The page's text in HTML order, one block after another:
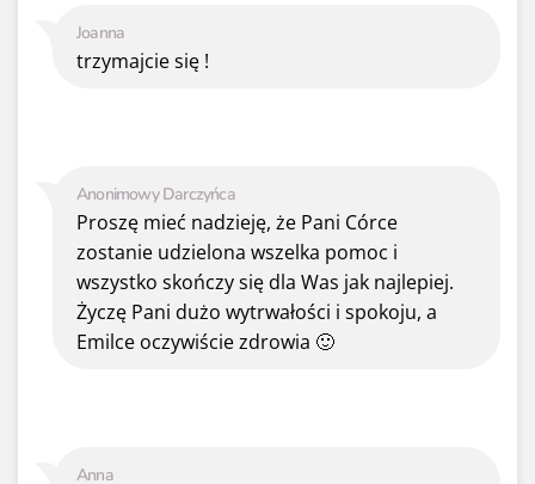
Anna
Anonimowy Darczyńca
Proszę mieć nadzieję, że Pani Córce
zostanie udzielona wszelka pomoc i
wszystko skończy się dla Was jak najlepiej.
Życzę Pani dużo wytrwałości i spokoju, a
Emilce oczywiście zdrowia 🙂
Joanna
trzymajcie się !